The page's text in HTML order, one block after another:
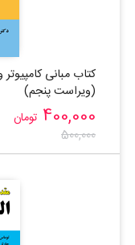
کتاب مبانی
(ویراست پنجم)
400,000 تومان
500,000